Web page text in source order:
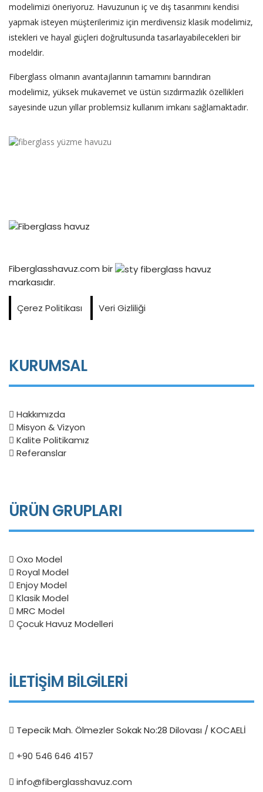
modelimizi öneriyoruz. Havuzunun iç ve dış tasarımını kendisi
yapmak isteyen müşterilerimiz için merdivensiz klasik modelimiz,
istekleri ve hayal güçleri doğrultusunda tasarlayabilecekleri bir
modeldir.
Fiberglass olmanın avantajlarının tamamını barındıran
modelimiz, yüksek mukavemet ve üstün sızdırmazlık özellikleri
sayesinde uzun yıllar problemsiz kullanım imkanı sağlamaktadır.
Fiberglasshavuz.com bir
markasıdır.
Çerez Politikası Veri Gizliliği
KURUMSAL
Hakkımızda
Misyon & Vizyon
Kalite Politikamız
Referanslar
ÜRÜN GRUPLARI
Oxo Model
Royal Model
Enjoy Model
Klasik Model
MRC Model
Çocuk Havuz Modelleri
İLETİŞİM BİLGİLERİ
Tepecik Mah. Ölmezler Sokak No:28 Dilovası / KOCAELİ
+90 546 646 4157
info@fiberglasshavuz.com